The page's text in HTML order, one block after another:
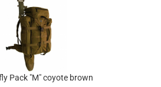
Pack "M" coyote brown